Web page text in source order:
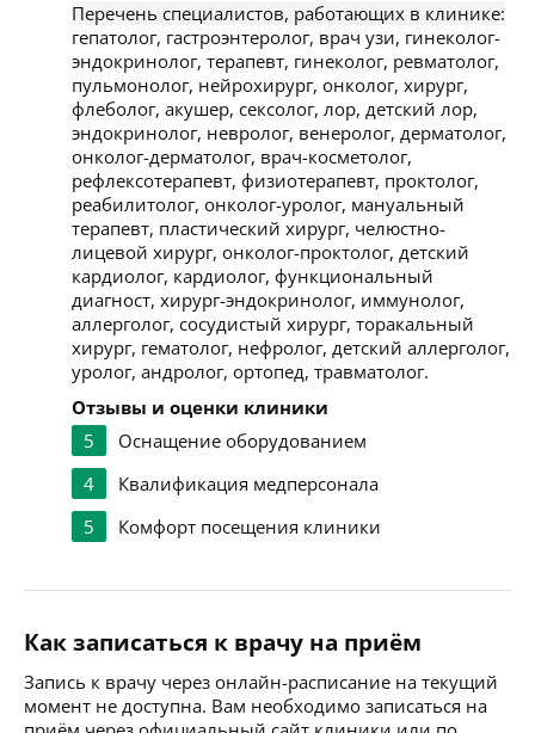
Перечень специалистов, работающих в клинике:
гепатолог, гастроэнтеролог, врач узи, гинеколог-
эндокринолог, терапевт, гинеколог, ревматолог,
пульмонолог, нейрохирург, онколог, хирург,
флеболог, акушер, сексолог, лор, детский лор,
эндокринолог, невролог, венеролог, дерматолог,
онколог-дерматолог, врач-косметолог,
рефлексотерапевт, физиотерапевт, проктолог,
реабилитолог, онколог-уролог, мануальный
терапевт, пластический хирург, челюстно-
лицевой хирург, онколог-проктолог, детский
кардиолог, кардиолог, функциональный
диагност, хирург-эндокринолог, иммунолог,
аллерголог, сосудистый хирург, торакальный
хирург, гематолог, нефролог, детский аллерголог,
уролог, андролог, ортопед, травматолог.
Отзывы и оценки клиники
5
Оснащение оборудованием
4
Квалификация медперсонала
5
Комфорт посещения клиники
Как записаться к врачу на приём
Запись к врачу через онлайн-расписание на текущий
момент не доступна. Вам необходимо записаться на